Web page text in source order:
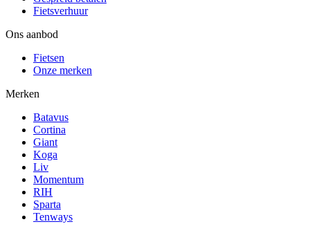
Fietsverhuur
Ons aanbod
Fietsen
Onze merken
Merken
Batavus
Cortina
Giant
Koga
Liv
Momentum
RIH
Sparta
Tenways